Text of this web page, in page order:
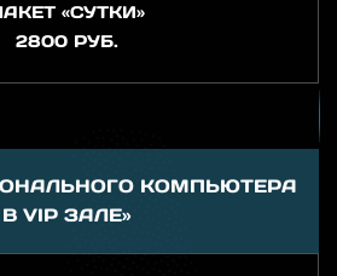
«СУТКИ»
2800 РУБ.
КОМПЬЮТЕРА
В VIP ЗАЛЕ»